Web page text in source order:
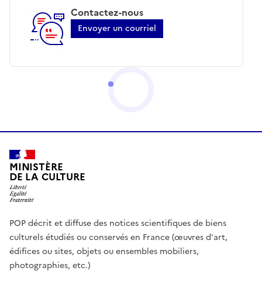
Contactez-nous
Envoyer un courriel
MINISTÈRE
DE LA CULTURE
POP décrit et diffuse des notices scientifiques de biens
culturels étudiés ou conservés en France (œuvres d'art,
édifices ou sites, objets ou ensembles mobiliers,
photographies, etc.)